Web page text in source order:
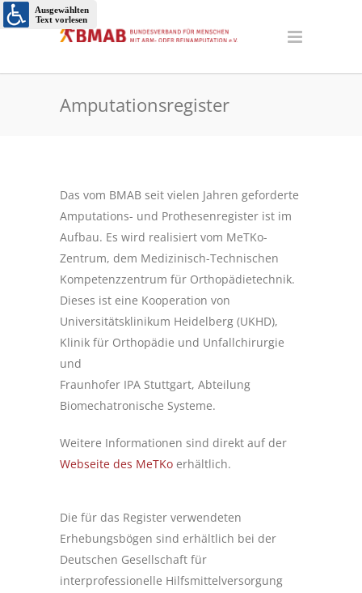
Amputationsregister
Das vom BMAB seit vielen Jahren geforderte
Amputations- und Prothesenregister ist im
Aufbau. Es wird realisiert vom MeTKo-
Zentrum, dem Medizinisch-Technischen
Kompetenzzentrum für Orthopädietechnik.
Dieses ist eine Kooperation von
Universitätsklinikum Heidelberg (UKHD),
Klinik für Orthopädie und Unfallchirurgie
und
Fraunhofer IPA Stuttgart, Abteilung
Biomechatronische Systeme.
Weitere Informationen sind direkt auf der
Webseite des MeTKo erhältlich.
Die für das Register verwendeten
Erhebungsbögen sind erhältlich bei der
Deutschen Gesellschaft für
interprofessionelle Hilfsmittelversorgung